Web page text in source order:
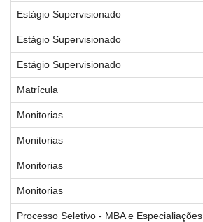
Estágio Supervisionado
Estágio Supervisionado
Estágio Supervisionado
Matrícula
Monitorias
Monitorias
Monitorias
Monitorias
Processo Seletivo - MBA e Especialiações